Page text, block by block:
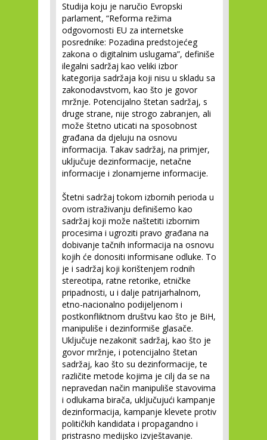
Studija koju je naručio Evropski
parlament, “Reforma režima
odgovornosti EU za internetske
posrednike: Pozadina predstojećeg
zakona o digitalnim uslugama”, definiše
ilegalni sadržaj kao veliki izbor
kategorija sadržaja koji nisu u skladu sa
zakonodavstvom, kao što je govor
mržnje. Potencijalno štetan sadržaj, s
druge strane, nije strogo zabranjen, ali
može štetno uticati na sposobnost
građana da djeluju na osnovu
informacija. Takav sadržaj, na primjer,
uključuje dezinformacije, netačne
informacije i zlonamjerne informacije.
Štetni sadržaj tokom izbornih perioda u
ovom istraživanju definišemo kao
sadržaj koji može naštetiti izbornim
procesima i ugroziti pravo građana na
dobivanje tačnih informacija na osnovu
kojih će donositi informisane odluke. To
je i sadržaj koji korištenjem rodnih
stereotipa, ratne retorike, etničke
pripadnosti, u i dalje patrijarhalnom,
etno-nacionalno podijeljenom i
postkonfliktnom društvu kao što je BiH,
manipuliše i dezinformiše glasače.
Uključuje nezakonit sadržaj, kao što je
govor mržnje, i potencijalno štetan
sadržaj, kao što su dezinformacije, te
različite metode kojima je cilj da se na
nepravedan način manipuliše stavovima
i odlukama birača, uključujući kampanje
dezinformacija, kampanje klevete protiv
političkih kandidata i propagandno i
pristrasno medijsko izvještavanje.